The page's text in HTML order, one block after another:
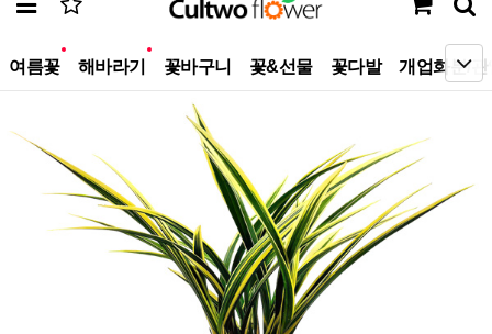
여름꽃 해바라기 꽃바구니 꽃&선물 꽃다발 개업화분/